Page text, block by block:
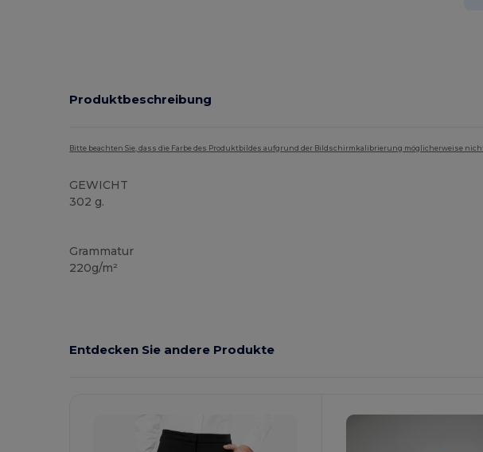
Produktbeschreibung
Bitte beachten Sie, dass die Farbe des Produktbildes aufgrund der Bildschirmkalibrierung möglicherweise
GEWICHT
302 g.
Grammatur
220g/m²
Entdecken Sie andere Produkte